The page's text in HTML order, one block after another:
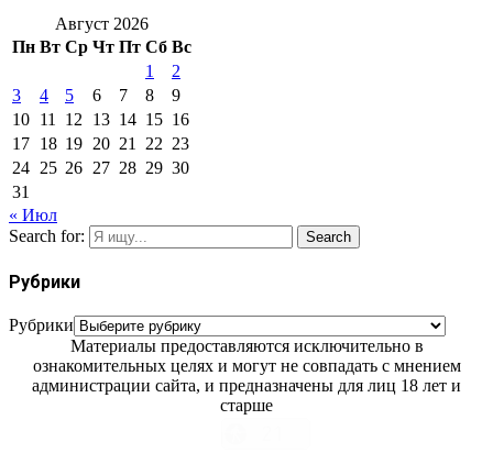
Август 2026
Пн Вт Ср Чт Пт Сб Вс
1
2
3
4 5 6 7 8
9
10 11 12 13 14 15 16
17 18 19 20 21 22 23
24 25 26 27 28 29 30
31
« Июл
Search for:
Search
Рубрики
Рубрики
Материалы предоставляются исключительно в
ознакомительных целях и могут не совпадать с мнением
администрации сайта, и предназначены для лиц 18 лет и
старше